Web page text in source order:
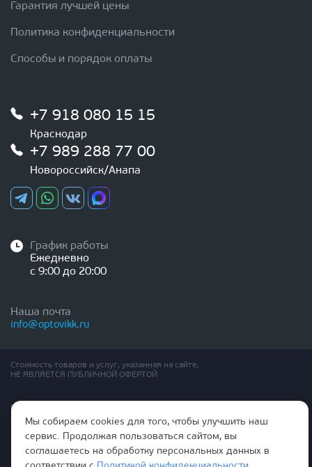
Гарантия лучшей цены
Политика конфиденциальности
Способы и порядок оплаты
+7 918 080 15 15
Краснодар
+7 989 288 77 00
Новороссийск/Анапа
График работы
Ежедневно
с 9:00 до 20:00
Наша почта
info@optovikk.ru
Стоимость товаров и услуг, указанная на сайте,
НЕ ЯВЛЯЕТСЯ ПУБЛИЧНОЙ ОФЕРТОЙ
Правила эксплутации входных и межкомнатных дверей
Политика обработки персональных данных
Согласие на обработку персональных данных
Мы собираем cookies для того, чтобы улучшить наш
сервис. Продолжая пользоваться сайтом, вы
соглашаетесь на обработку персональных данных в